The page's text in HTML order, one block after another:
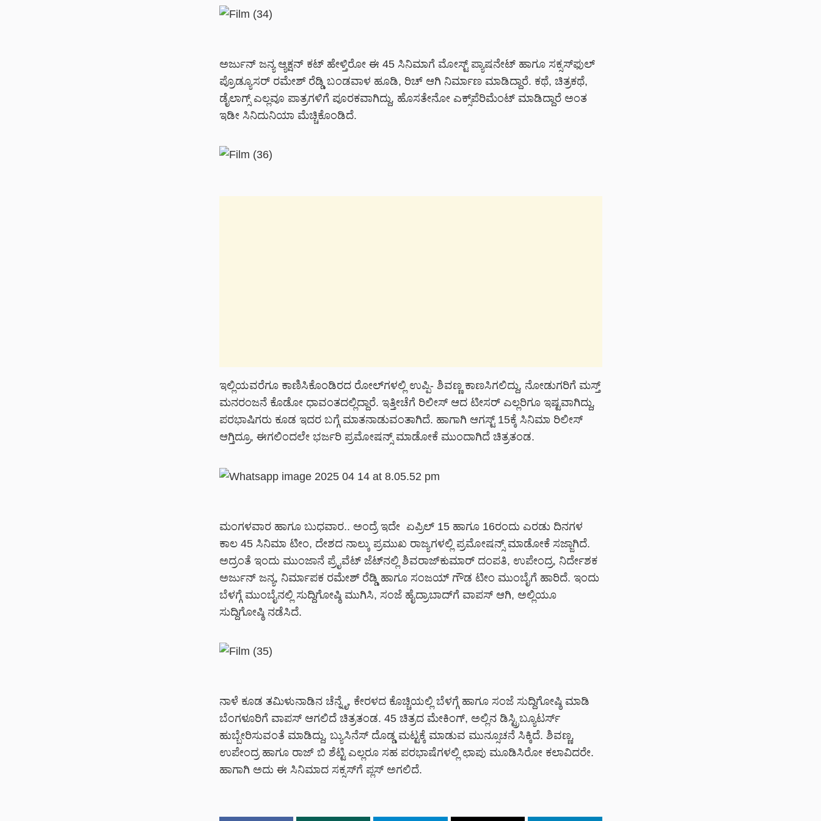
ಅರ್ಜುನ್ ಜನ್ಯ ಆ್ಯಕ್ಷನ್ ಕಟ್ ಹೇಳ್ತಿರೋ ಈ 45 ಸಿನಿಮಾಗೆ ಮೋಸ್ಟ್ ಪ್ಯಾಷನೇಟ್ ಹಾಗೂ ಸಕ್ಸಸ್‌‌ಫುಲ್
ಪ್ರೊಡ್ಯೂಸರ್ ರಮೇಶ್ ರೆಡ್ಡಿ ಬಂಡವಾಳ ಹೂಡಿ, ರಿಚ್ ಆಗಿ ನಿರ್ಮಾಣ ಮಾಡಿದ್ದಾರೆ. ಕಥೆ, ಚಿತ್ರಕಥೆ,
ಡೈಲಾಗ್ಸ್ ಎಲ್ಲವೂ ಪಾತ್ರಗಳಿಗೆ ಪೂರಕವಾಗಿದ್ದು, ಹೊಸತೇನೋ ಎಕ್ಸ್‌‌ಪೆರಿಮೆಂಟ್ ಮಾಡಿದ್ದಾರೆ ಅಂತ
ಇಡೀ ಸಿನಿದುನಿಯಾ ಮೆಚ್ಚಿಕೊಂಡಿದೆ.
ಇಲ್ಲಿಯವರೆಗೂ ಕಾಣಿಸಿಕೊಂಡಿರದ ರೋಲ್‌‌ಗಳಲ್ಲಿ ಉಪ್ಪಿ- ಶಿವಣ್ಣ ಕಾಣಸಿಗಲಿದ್ದು, ನೋಡುಗರಿಗೆ ಮಸ್ತ್
ಮನರಂಜನೆ ಕೊಡೋ ಧಾವಂತದಲ್ಲಿದ್ದಾರೆ. ಇತ್ತೀಚೆಗೆ ರಿಲೀಸ್ ಆದ ಟೀಸರ್ ಎಲ್ಲರಿಗೂ ಇಷ್ಟವಾಗಿದ್ದು,
ಪರಭಾಷಿಗರು ಕೂಡ ಇದರ ಬಗ್ಗೆ ಮಾತನಾಡುವಂತಾಗಿದೆ. ಹಾಗಾಗಿ ಆಗಸ್ಟ್ 15ಕ್ಕೆ ಸಿನಿಮಾ ರಿಲೀಸ್
ಆಗ್ತಿದ್ರೂ, ಈಗಲಿಂದಲೇ ಭರ್ಜರಿ ಪ್ರಮೋಷನ್ಸ್ ಮಾಡೋಕೆ ಮುಂದಾಗಿದೆ ಚಿತ್ರತಂಡ.
ಮಂಗಳವಾರ ಹಾಗೂ ಬುಧವಾರ.. ಅಂದ್ರೆ ಇದೇ ಏಪ್ರಿಲ್ 15 ಹಾಗೂ 16ರಂದು ಎರಡು ದಿನಗಳ
ಕಾಲ 45 ಸಿನಿಮಾ ಟೀಂ, ದೇಶದ ನಾಲ್ಕು ಪ್ರಮುಖ ರಾಜ್ಯಗಳಲ್ಲಿ ಪ್ರಮೋಷನ್ಸ್ ಮಾಡೋಕೆ ಸಜ್ಜಾಗಿದೆ.
ಅದ್ರಂತೆ ಇಂದು ಮುಂಜಾನೆ ಪ್ರೈವೆಟ್ ಜೆಟ್‌‌ನಲ್ಲಿ ಶಿವರಾಜ್‌ಕುಮಾರ್ ದಂಪತಿ, ಉಪೇಂದ್ರ, ನಿರ್ದೇಶಕ
ಅರ್ಜುನ್ ಜನ್ಯ, ನಿರ್ಮಾಪಕ ರಮೇಶ್ ರೆಡ್ಡಿ ಹಾಗೂ ಸಂಜಯ್ ಗೌಡ ಟೀಂ ಮುಂಬೈಗೆ ಹಾರಿದೆ. ಇಂದು
ಬೆಳಗ್ಗೆ ಮುಂಬೈನಲ್ಲಿ ಸುದ್ದಿಗೋಷ್ಠಿ ಮುಗಿಸಿ, ಸಂಜೆ ಹೈದ್ರಾಬಾದ್‌‌ಗೆ ವಾಪಸ್ ಆಗಿ, ಅಲ್ಲಿಯೂ
ಸುದ್ದಿಗೋಷ್ಠಿ ನಡೆಸಿದೆ.
ನಾಳೆ ಕೂಡ ತಮಿಳುನಾಡಿನ ಚೆನ್ನೈ, ಕೇರಳದ ಕೊಚ್ಚಿಯಲ್ಲಿ ಬೆಳಗ್ಗೆ ಹಾಗೂ ಸಂಜೆ ಸುದ್ದಿಗೋಷ್ಠಿ ಮಾಡಿ
ಬೆಂಗಳೂರಿಗೆ ವಾಪಸ್ ಆಗಲಿದೆ ಚಿತ್ರತಂಡ. 45 ಚಿತ್ರದ ಮೇಕಿಂಗ್, ಅಲ್ಲಿನ ಡಿಸ್ಟ್ರಿಬ್ಯೂಟರ್ಸ್‌
ಹುಬ್ಬೇರಿಸುವಂತೆ ಮಾಡಿದ್ದು, ಬ್ಯುಸಿನೆಸ್‌ ದೊಡ್ಡ ಮಟ್ಟಕ್ಕೆ ಮಾಡುವ ಮುನ್ಸೂಚನೆ ಸಿಕ್ಕಿದೆ. ಶಿವಣ್ಣ,
ಉಪೇಂದ್ರ ಹಾಗೂ ರಾಜ್ ಬಿ ಶೆಟ್ಟಿ ಎಲ್ಲರೂ ಸಹ ಪರಭಾಷೆಗಳಲ್ಲಿ ಛಾಪು ಮೂಡಿಸಿರೋ ಕಲಾವಿದರೇ.
ಹಾಗಾಗಿ ಅದು ಈ ಸಿನಿಮಾದ ಸಕ್ಸಸ್‌ಗೆ ಪ್ಲಸ್ ಅಗಲಿದೆ.